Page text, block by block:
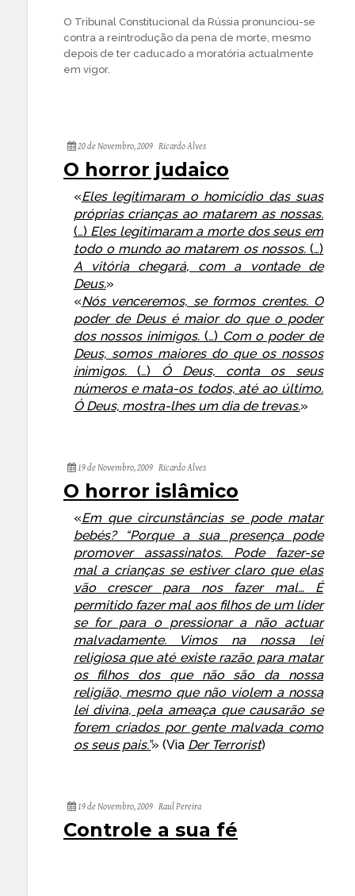
O Tribunal Constitucional da Rússia pronunciou-se
contra a reintrodução da pena de morte, mesmo
depois de ter caducado a moratória actualmente
em vigor.
20 de Novembro, 2009 Ricardo Alves
O horror judaico
«Eles legitimaram o homicídio das suas
próprias crianças ao matarem as nossas.
(…) Eles legitimaram a morte dos seus em
todo o mundo ao matarem os nossos.(…)
A vitória chegará, com a vontade de
Deus.»
«Nós venceremos, se formos crentes. O
poder de Deus é maior do que o poder
dos nossos inimigos. (…)Com o poder de
Deus, somos maiores do que os nossos
inimigos.
(…) Ó Deus, conta os seus
números e mata-os todos, até ao último.
Ó Deus, mostra-lhes um dia de trevas.»
19 de Novembro, 2009 Ricardo Alves
O horror islâmico
«Em que circunstâncias se pode matar
bebés? “Porque a sua presença pode
promover assassinatos. Pode fazer-se
mal a crianças se estiver claro que elas
vão crescer para nos fazer mal… É
permitido fazer mal aos filhos de um líder
se for para o pressionar a não actuar
malvadamente. Vimos na nossa lei
religiosa que até existe razão para matar
os filhos dos que não são da nossa
religião, mesmo que não violem a nossa
lei divina, pela ameaça que causarão se
forem criados por gente malvada como
os seus pais.”» (Via Der Terrorist)
19 de Novembro, 2009 Raul Pereira
Controle a sua fé